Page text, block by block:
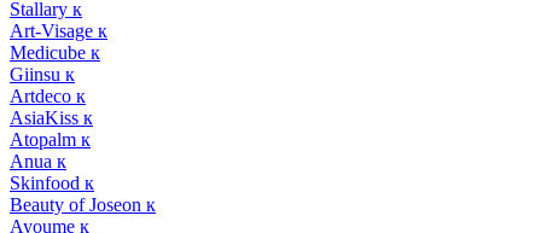
Stallary к
Art-Visage к
Medicube к
Giinsu к
Artdeco к
AsiaKiss к
Atopalm к
Anua к
Skinfood к
Beauty of Joseon к
Ayoume к